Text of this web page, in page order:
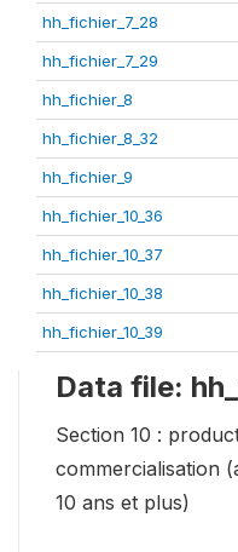
hh_fichier_7_28
hh_fichier_7_29
hh_fichier_8
hh_fichier_8_32
hh_fichier_9
hh_fichier_10_36
hh_fichier_10_37
hh_fichier_10_38
hh_fichier_10_39
Data file:
Section 10 :
commercialisation
10 ans et plus)